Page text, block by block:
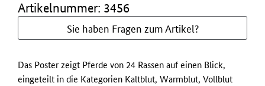
Artikelnummer: 3456
Sie haben Fragen zum Artikel?
Das Poster zeigt Pferde von 24 Rassen auf einen Blick,
eingeteilt in die Kategorien Kaltblut, Warmblut, Vollblut